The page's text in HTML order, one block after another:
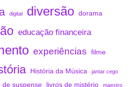
digital diversão dorama
educação financeira
experiências filme
História da Música jantar cego
de suspense livros de mistério maestro